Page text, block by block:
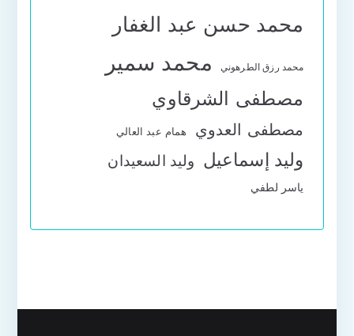
محمد حسن عبد الغفار
محمد رزق الطرهوني محمد سمير
مصطفى الشرقاوي
مصطفى العدوي همام عبد العالي
وليد إسماعيل وليد السعيدان
ياسر لطفي